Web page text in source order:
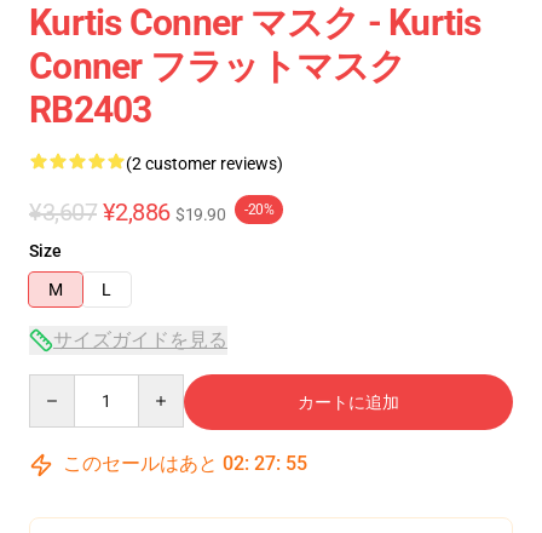
Kurtis Conner マスク - Kurtis
Conner フラットマスク
RB2403
(2 customer reviews)
¥3,607 ¥2,886 $19.90 -20%
Size
M
L
サイズガイドを見る
カートに追加
このセールはあと 02: 27: 54